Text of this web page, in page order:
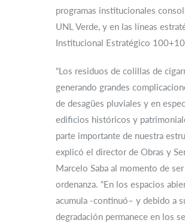
programas institucionales
UNL Verde, y en las líneas
Institucional Estratégico
“Los residuos de colillas de
generando grandes
de desagües pluviales y en
edificios históricos y
parte importante de nuestra
explicó el director de Obras y
Marcelo Saba al momento de
ordenanza. “En los espacios
acumula -continuó– y debido a
degradación permanece en los